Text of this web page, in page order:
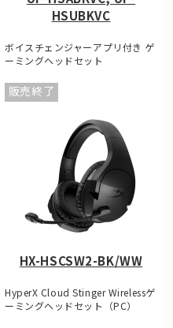
HSUBKVC
ボイスチェンジャーアプリ付き ゲ
ーミングヘッドセット
販売終了
HX-HSCSW2-BK/WW
HyperX Cloud Stinger Wirelessゲ
ーミングヘッドセット（PC）